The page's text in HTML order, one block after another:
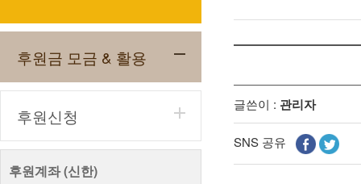
후원금 모금 & 활용
후원신청
후원계좌 (신한)
글쓴이 : 관리자
SNS 공유